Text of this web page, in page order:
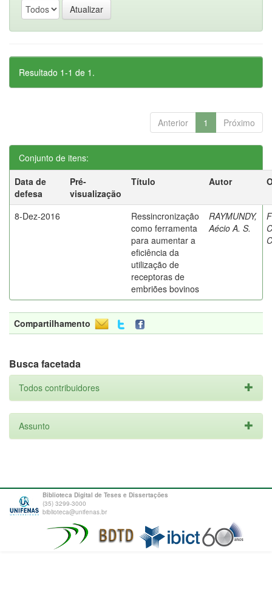
Resultado 1-1 de 1.
Anterior 1 Próximo
Conjunto de itens:
Data de
defesa
Pré-
visualização
Título Autor
8-Dez-2016
Ressincronização
como ferramenta
para aumentar a
eficiência da
utilização de
receptoras de
embriões bovinos
RAYMUNDY,
Aécio A. S.
Compartilhamento
Busca facetada
Todos contribuidores
Assunto
Biblioteca Digital de Teses e Dissertações
(35) 3299-3000
biblioteca@unifenas.br